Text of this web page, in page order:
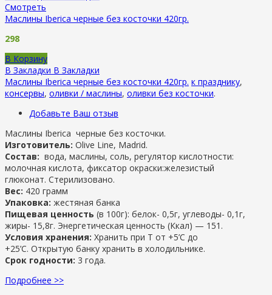
Смотреть
Маслины Iberica черные без косточки 420гр.
298
В Корзину
В Закладки В Закладки
Маслины Iberica черные без косточки 420гр. к празднику,
консервы, оливки / маслины, оливки без косточки.
Добавьте Ваш отзыв
Маслины Iberica черные без косточки.
Изготовитель: Olive Line, Madrid.
Состав: вода, маслины, соль, регулятор кислотности:
молочная кислота, фиксатор окраски:железистый
глюконат. Стерилизовано.
Вес: 420 грамм
Упаковка: жестяная банка
Пищевая ценность (в 100г): белок- 0,5г, углеводы- 0,1г,
жиры- 15,8г. Энергетическая ценность (Ккал) — 151.
Условия хранения: Хранить при Т от +5’C до
+25’C. Открытую банку хранить в холодильнике.
Срок годности: 3 года.
Подробнее >>